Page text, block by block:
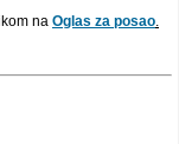
na Oglas za posao